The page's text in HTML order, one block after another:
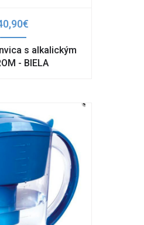
s alkalickým
- BIELA